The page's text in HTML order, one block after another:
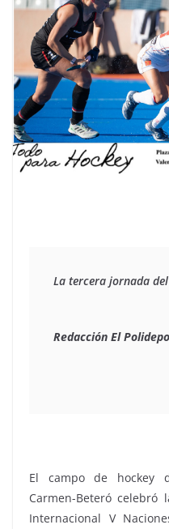
La tercera jornada
Redacción El
El campo de hockey
Carmen-Beteró
Internacional V